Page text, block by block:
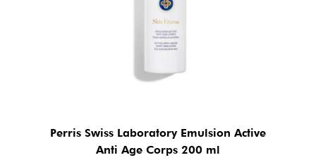
Perris Swiss Laboratory Emulsion Active
Anti Age Corps 200 ml